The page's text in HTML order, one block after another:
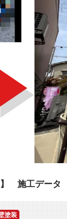
】 施工データ
塗装